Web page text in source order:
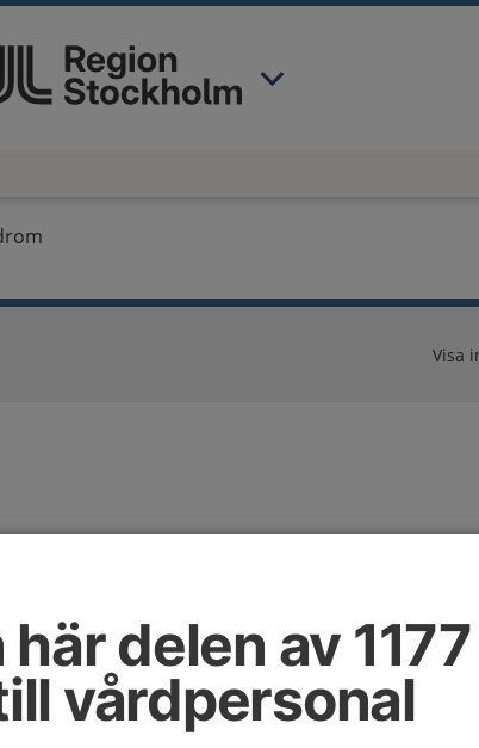
här delen av
vårdpersonal
har valt regionStockholms län
Visa
syndrom
och remissrutiner